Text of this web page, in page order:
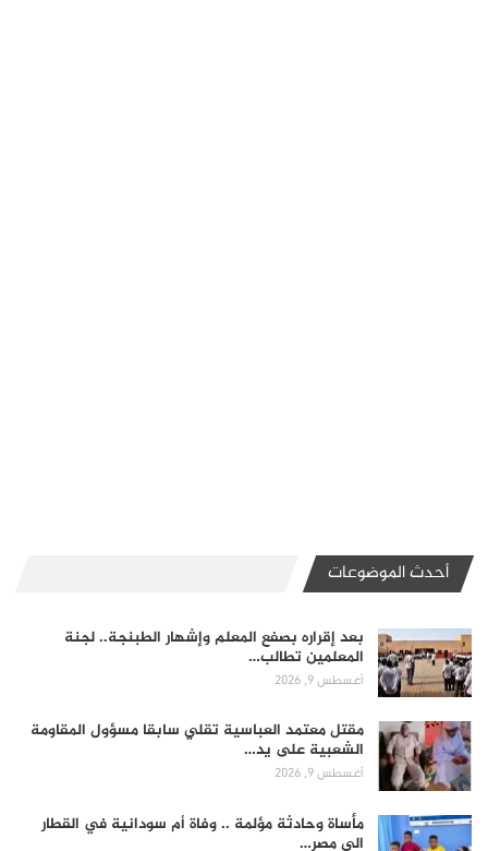
أحدث الموضوعات
بعد إقراره بصفع المعلم وإشهار الطبنجة.. لجنة
المعلمين تطالب…
أغسطس 9, 2026
مقتل معتمد العباسية تقلي سابقا مسؤول المقاومة
الشعبية على يد…
أغسطس 9, 2026
مأساة وحادثة مؤلمة .. وفاة أم سودانية في القطار
الى مصر…